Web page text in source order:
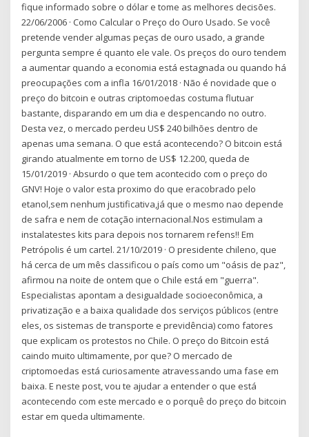
fique informado sobre o dólar e tome as melhores decisões.
22/06/2006 · Como Calcular o Preço do Ouro Usado. Se você
pretende vender algumas peças de ouro usado, a grande
pergunta sempre é quanto ele vale. Os preços do ouro tendem
a aumentar quando a economia está estagnada ou quando há
preocupações com a infla 16/01/2018 · Não é novidade que o
preço do bitcoin e outras criptomoedas costuma flutuar
bastante, disparando em um dia e despencando no outro.
Desta vez, o mercado perdeu US$ 240 bilhões dentro de
apenas uma semana. O que está acontecendo? O bitcoin está
girando atualmente em torno de US$ 12.200, queda de
15/01/2019 · Absurdo o que tem acontecido com o preço do
GNV! Hoje o valor esta proximo do que eracobrado pelo
etanol,sem nenhum justificativa,já que o mesmo nao depende
de safra e nem de cotação internacional.Nos estimulam a
instalatestes kits para depois nos tornarem refens!! Em
Petrópolis é um cartel. 21/10/2019 · O presidente chileno, que
há cerca de um mês classificou o país como um "oásis de paz",
afirmou na noite de ontem que o Chile está em "guerra".
Especialistas apontam a desigualdade socioeconômica, a
privatização e a baixa qualidade dos serviços públicos (entre
eles, os sistemas de transporte e previdência) como fatores
que explicam os protestos no Chile. O preço do Bitcoin está
caindo muito ultimamente, por que? O mercado de
criptomoedas está curiosamente atravessando uma fase em
baixa. E neste post, vou te ajudar a entender o que está
acontecendo com este mercado e o porquê do preço do bitcoin
estar em queda ultimamente.